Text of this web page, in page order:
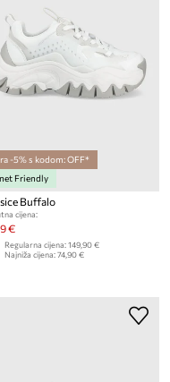
-5% s kodom: OFF*
Friendly
Buffalo
cijena:
€
Regularna cijena:149,90 €
Najniža cijena:74,90 €